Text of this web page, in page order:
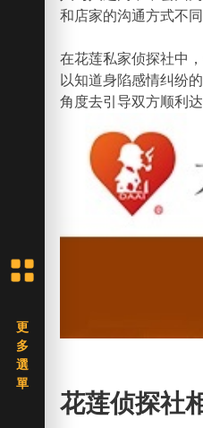
和店家的沟通方式不
在花莲私家侦探社中
以知道身陷感情纠纷
角度去引导双方顺利达
花莲侦探社